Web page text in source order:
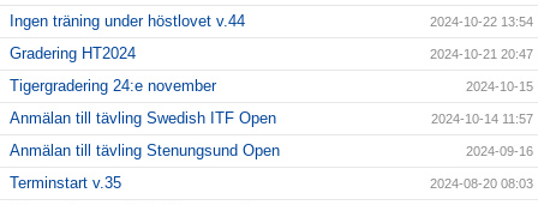
Ingen träning under höstlovet v.44 2024-10-22 13:54
Gradering HT2024 2024-10-21 20:47
Tigergradering 24:e november 2024-10-15
Anmälan till tävling Swedish ITF Open 2024-10-14 11:57
Anmälan till tävling Stenungsund Open 2024-09-16
Terminstart v.35 2024-08-20 08:03